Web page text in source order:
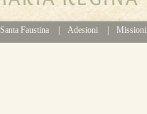
Santa Faustina Adesioni Missioni